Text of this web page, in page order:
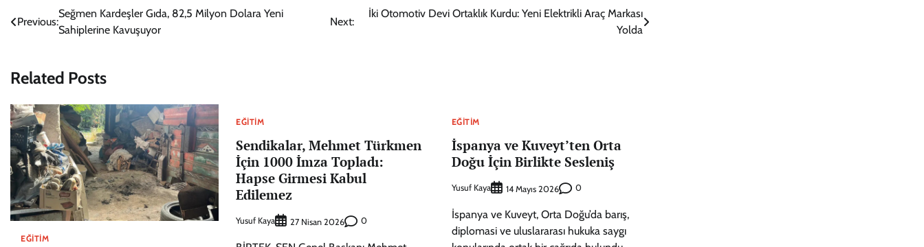
Yazı
gezinmesi
Previous:
Seğmen Kardeşler Gıda, 82,5 Milyon Dolara Yeni
Sahiplerine Kavuşuyor
Next:
İki Otomotiv Devi Ortaklık Kurdu: Yeni Elektrikli Araç Markası
Yolda
Related Posts
EĞITIM
EĞITIM
Sendikalar, Mehmet Türkmen
İçin 1000 İmza Topladı:
Hapse Girmesi Kabul
Edilemez
Yusuf Kaya 27 Nisan 2026 0
EĞITIM
İspanya ve Kuveyt’ten Orta
Doğu İçin Birlikte Sesleniş
Yusuf Kaya 14 Mayıs 2026 0
İspanya ve Kuveyt, Orta Doğu’da barış,
diplomasi ve uluslararası hukuka saygı